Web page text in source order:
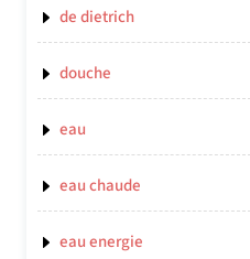
de dietrich
douche
eau
eau chaude
eau energie